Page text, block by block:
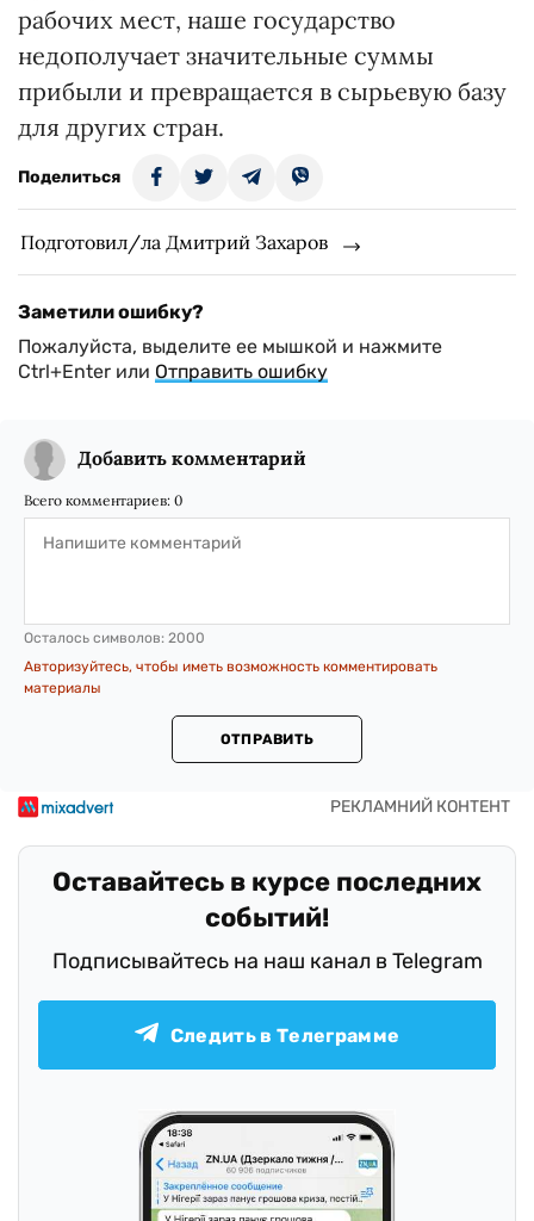
рабочих мест, наше государство
недополучает значительные суммы
прибыли и превращается в сырьевую базу
для других стран.
Поделиться
Подготовил/ла Дмитрий Захаров
Заметили ошибку?
Пожалуйста, выделите ее мышкой и нажмите
Ctrl+Enter или Отправить ошибку
Добавить комментарий
Всего комментариев: 0
Осталось символов: 2000
Авторизуйтесь, чтобы иметь возможность комментировать
материалы
ОТПРАВИТЬ
Оставайтесь в курсе последних
событий!
Подписывайтесь на наш канал в Telegram
Следить в Телеграмме